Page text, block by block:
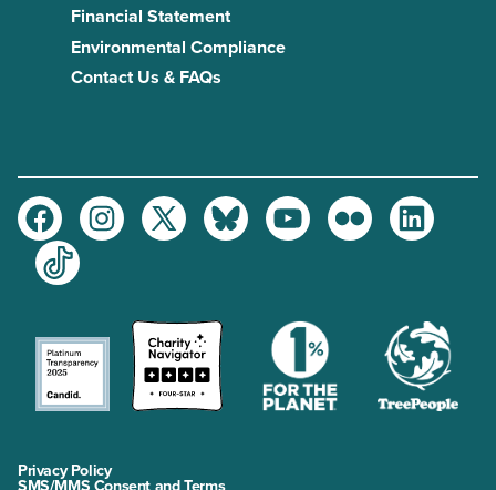
Financial Statement
Environmental Compliance
Contact Us & FAQs
FacebookInstagramTwitter BlueskyYoutubeFlickr
LinkedIn
TikTok
Privacy Policy
SMS/MMS Consent and Terms